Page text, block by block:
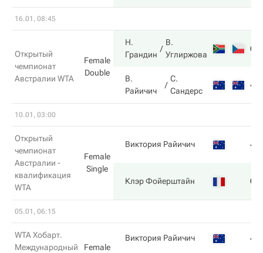
16.01, 08:45
Открытый
чемпионат
Австралии WTA
Female
Double
Н.
Грандин
В.
Углиржова
6
В.
Райичич
С.
Сандерс
4
10.01, 03:00
Открытый
чемпионат
Австралии -
квалификация
WTA
Female
Single
Виктория Райичич 4
Клэр Фойерштайн 6
05.01, 06:15
WTA Хобарт.
Международный
Female
Виктория Райичич 4